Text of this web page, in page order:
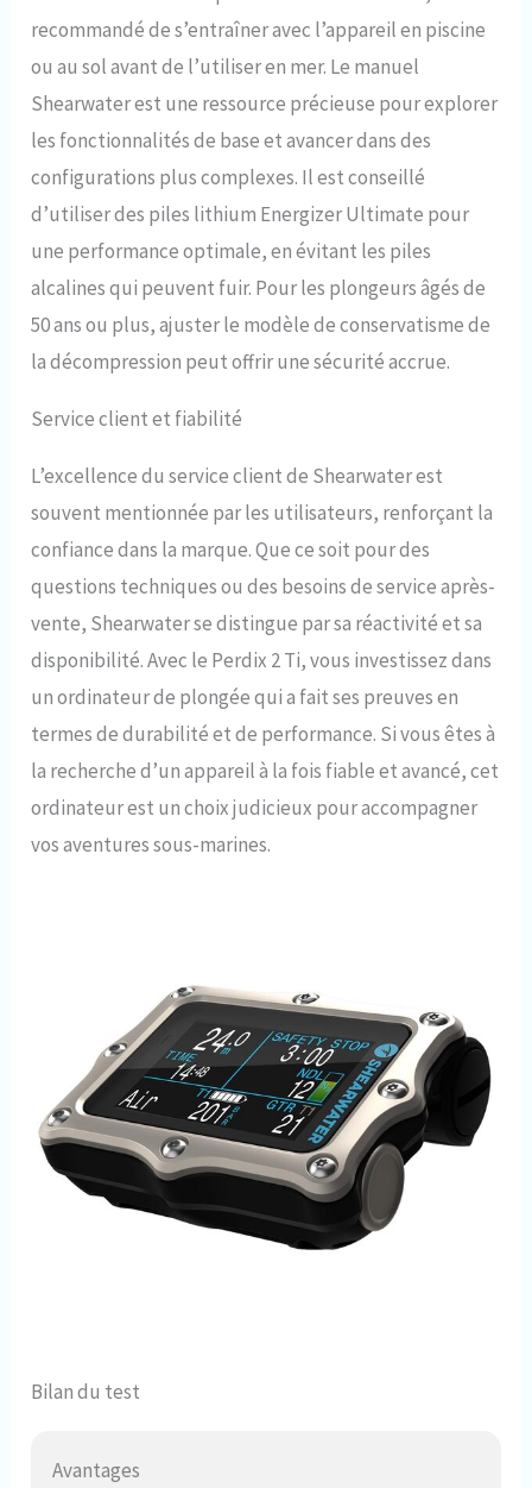
recommandé de s’entraîner avec l’appareil en piscine
ou au sol avant de l’utiliser en mer. Le manuel
Shearwater est une ressource précieuse pour explorer
les fonctionnalités de base et avancer dans des
configurations plus complexes. Il est conseillé
d’utiliser des piles lithium Energizer Ultimate pour
une performance optimale, en évitant les piles
alcalines qui peuvent fuir. Pour les plongeurs âgés de
50 ans ou plus, ajuster le modèle de conservatisme de
la décompression peut offrir une sécurité accrue.
Service client et fiabilité
L’excellence du service client de Shearwater est
souvent mentionnée par les utilisateurs, renforçant la
confiance dans la marque. Que ce soit pour des
questions techniques ou des besoins de service après-
vente, Shearwater se distingue par sa réactivité et sa
disponibilité. Avec le Perdix 2 Ti, vous investissez dans
un ordinateur de plongée qui a fait ses preuves en
termes de durabilité et de performance. Si vous êtes à
la recherche d’un appareil à la fois fiable et avancé, cet
ordinateur est un choix judicieux pour accompagner
vos aventures sous-marines.
Bilan du test
Avantages